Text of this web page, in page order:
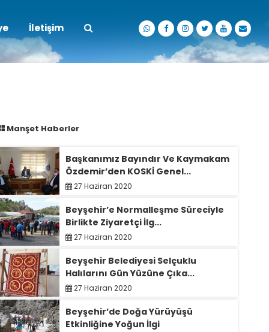
İletişim
Manşet Haberler
Başkanımız Bayındır Ve Kaymakam
Özdemir’den KOSKİ Genel...
27 Haziran 2020
Beyşehir’e Normalleşme Süreciyle
Birlikte Ziyaretçi İlg...
27 Haziran 2020
Beyşehir Belediyesi Selçuklu
Halılarını Gün Yüzüne Çıka...
27 Haziran 2020
Beyşehir’de Doğa Yürüyüşü
Etkinliğine Yoğun İlgi